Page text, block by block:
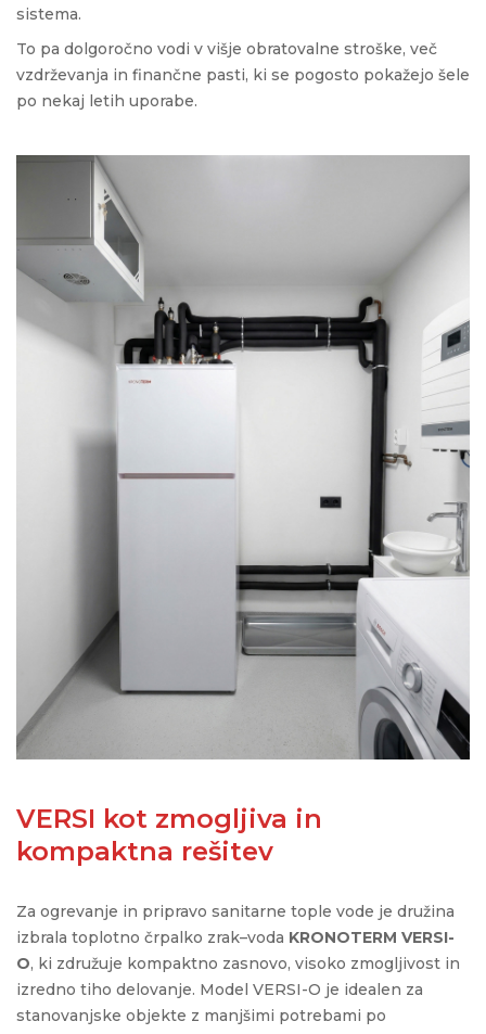
sistema.
To pa dolgoročno vodi v višje obratovalne stroške, več
vzdrževanja in finančne pasti, ki se pogosto pokažejo šele
po nekaj letih uporabe.
VERSI kot zmogljiva in
kompaktna rešitev
Za ogrevanje in pripravo sanitarne tople vode je družina
izbrala toplotno črpalko zrak–voda KRONOTERM VERSI-
O, ki združuje kompaktno zasnovo, visoko zmogljivost in
izredno tiho delovanje. Model VERSI-O je idealen za
stanovanjske objekte z manjšimi potrebami po